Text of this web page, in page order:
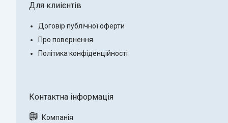
Для клиієнтів
Договір публічної оферти
Про повернення
Політика конфіденційності